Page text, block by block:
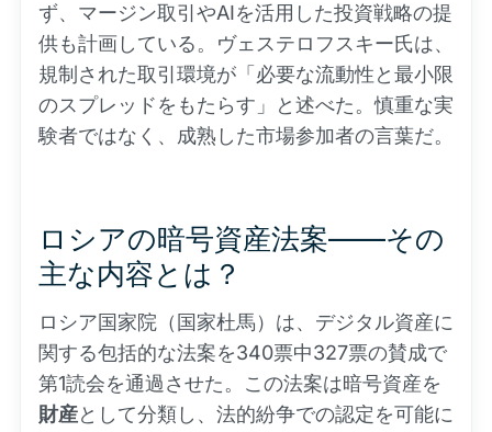
ず、マージン取引やAIを活用した投資戦略の提
供も計画している。ヴェステロフスキー氏は、
規制された取引環境が「必要な流動性と最小限
のスプレッドをもたらす」と述べた。慎重な実
験者ではなく、成熟した市場参加者の言葉だ。
ロシアの暗号資産法案——その
主な内容とは？
ロシア国家院（国家杜馬）は、デジタル資産に
関する包括的な法案を340票中327票の賛成で
第1読会を通過させた。この法案は暗号資産を
財産として分類し、法的紛争での認定を可能に